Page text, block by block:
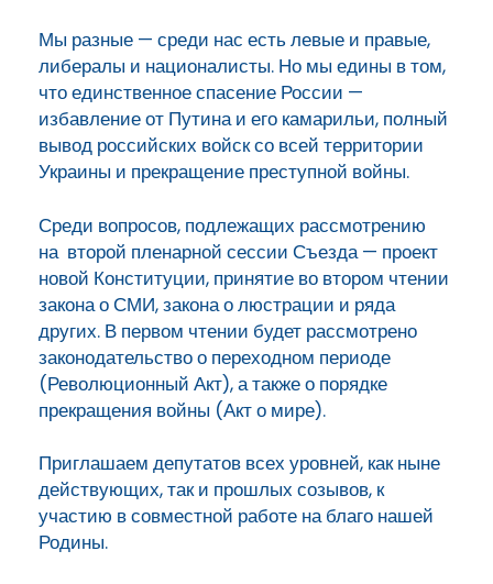
Мы разные — среди нас есть левые и правые,
либералы и националисты. Но мы едины в том,
что единственное спасение России —
избавление от Путина и его камарильи, полный
вывод российских войск со всей территории
Украины и прекращение преступной войны.
Среди вопросов, подлежащих рассмотрению
на второй пленарной сессии Съезда — проект
новой Конституции, принятие во втором чтении
закона о СМИ, закона о люстрации и ряда
других. В первом чтении будет рассмотрено
законодательство о переходном периоде
(Революционный Акт), а также о порядке
прекращения войны (Акт о мире).
Приглашаем депутатов всех уровней, как ныне
действующих, так и прошлых созывов, к
участию в совместной работе на благо нашей
Родины.